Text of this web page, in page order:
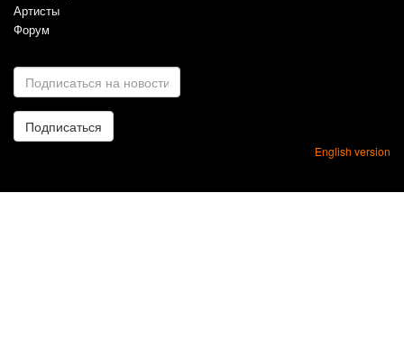
Артисты
Форум
E-
mail
*
Подписаться
English version